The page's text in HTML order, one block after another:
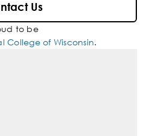
Us
to be
of Wisconsin.